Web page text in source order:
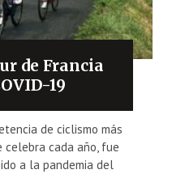
de Francia
19
de ciclismo más
celebra cada año, fue
a la pandemia del